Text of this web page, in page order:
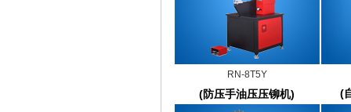
RN-8T5Y
(防压手油压压铆机) (